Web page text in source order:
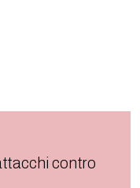
contro